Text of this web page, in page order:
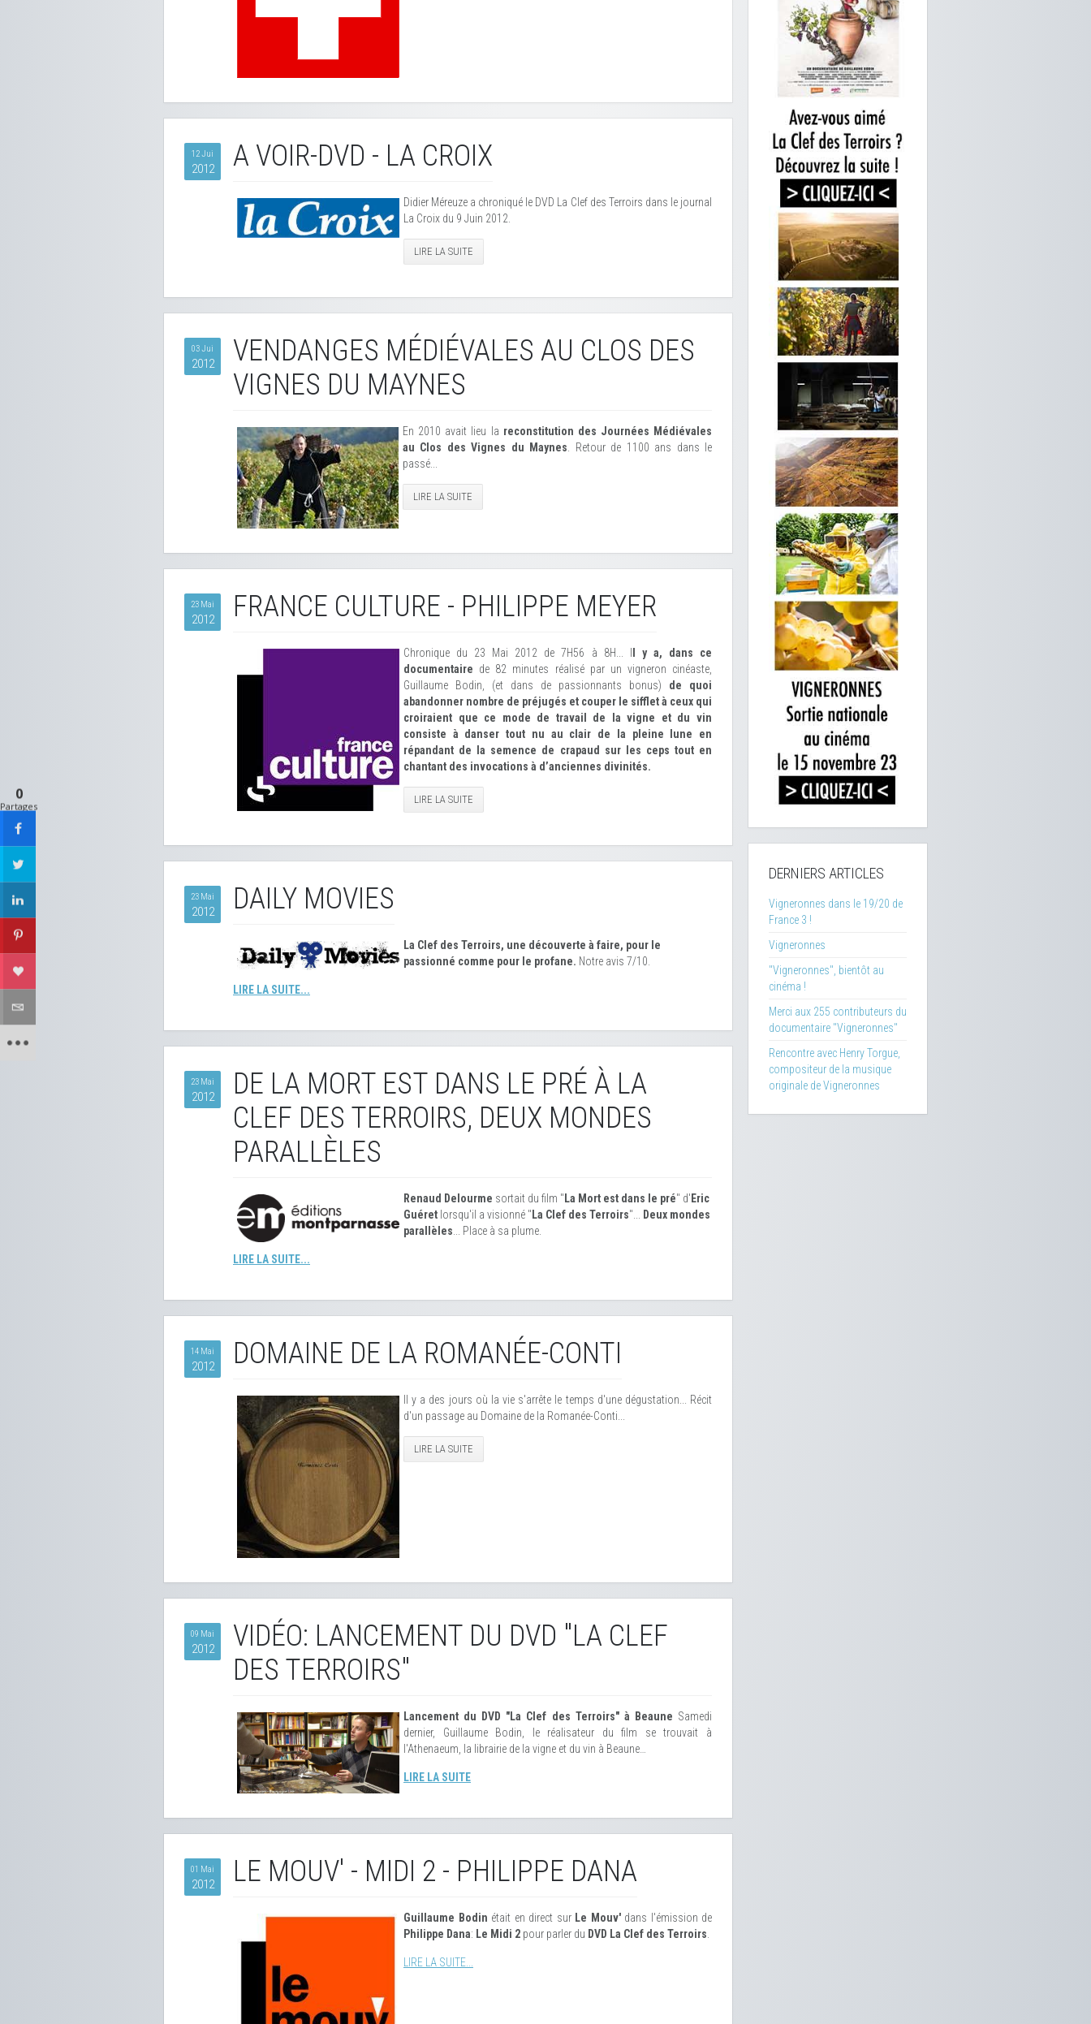
12 Jui
2012 A VOIR-DVD - LA CROIX
Didier Méreuze a chroniqué le DVD La Clef des Terroirs dans le journal
La Croix du 9 Juin 2012.
LIRE LA SUITE
03 Jui
2012
VENDANGES MÉDIÉVALES AU CLOS DES
VIGNES DU MAYNES
En 2010 avait lieu la reconstitution des Journées Médiévales
au Clos des Vignes du Maynes . Retour de 1100 ans dans le
passé...
LIRE LA SUITE
23 Mai
2012 FRANCE CULTURE - PHILIPPE MEYER
Chronique du 23 Mai 2012 de 7H56 à 8H... I
l y a, dans ce
documentaire de 82 minutes réalisé par un vigneron cinéaste,
Guillaume Bodin, (et dans de passionnants bonus) de quoi
abandonner nombre de préjugés et couper le sifflet à ceux qui
croiraient que ce mode de travail de la vigne et du vin
consiste à danser tout nu au clair de la pleine lune en
répandant de la semence de crapaud sur les ceps tout en
chantant des invocations à d’anciennes divinités.
LIRE LA SUITE
23 Mai
2012 DAILY MOVIES
La Clef des Terroirs, une découverte à faire, pour le
passionné comme pour le profane. Notre avis 7/10.
LIRE LA SUITE...
23 Mai
2012
DE LA MORT EST DANS LE PRÉ À LA
CLEF DES TERROIRS, DEUX MONDES
PARALLÈLES
Renaud Delourme sortait du film " La Mort est dans le pré" d' Eric
Guéret lorsqu'il a visionné " La Clef des Terroirs"...
Deux mondes
parallèles ... Place à sa plume.
LIRE LA SUITE...
14 Mai
2012 DOMAINE DE LA ROMANÉE-CONTI
Il y a des jours où la vie s'arrête le temps d'une dégustation... Récit
d'un passage au Domaine de la Romanée-Conti...
LIRE LA SUITE
09 Mai
2012
VIDÉO: LANCEMENT DU DVD "LA CLEF
DES TERROIRS"
Lancement du DVD "La Clef des Terroirs" à Beaune Samedi
dernier, Guillaume Bodin, le réalisateur du film se trouvait à
l'Athenaeum, la librairie de la vigne et du vin à Beaune…
LIRE LA SUITE
01 Mai
2012 LE MOUV' - MIDI 2 - PHILIPPE DANA
Guillaume Bodin était en direct sur Le Mouv'dans l'émission de
Philippe Dana: Le Midi 2 pour parler du DVD La Clef des Terroirs
LIRE LA SUITE...
DERNIERS ARTICLES
Vigneronnes dans le 19/20 de
France 3 !
Vigneronnes
"Vigneronnes", bientôt au
cinéma !
Merci aux 255 contributeurs du
documentaire "Vigneronnes"
Rencontre avec Henry Torgue,
compositeur de la musique
originale de Vigneronnes
0
Partages